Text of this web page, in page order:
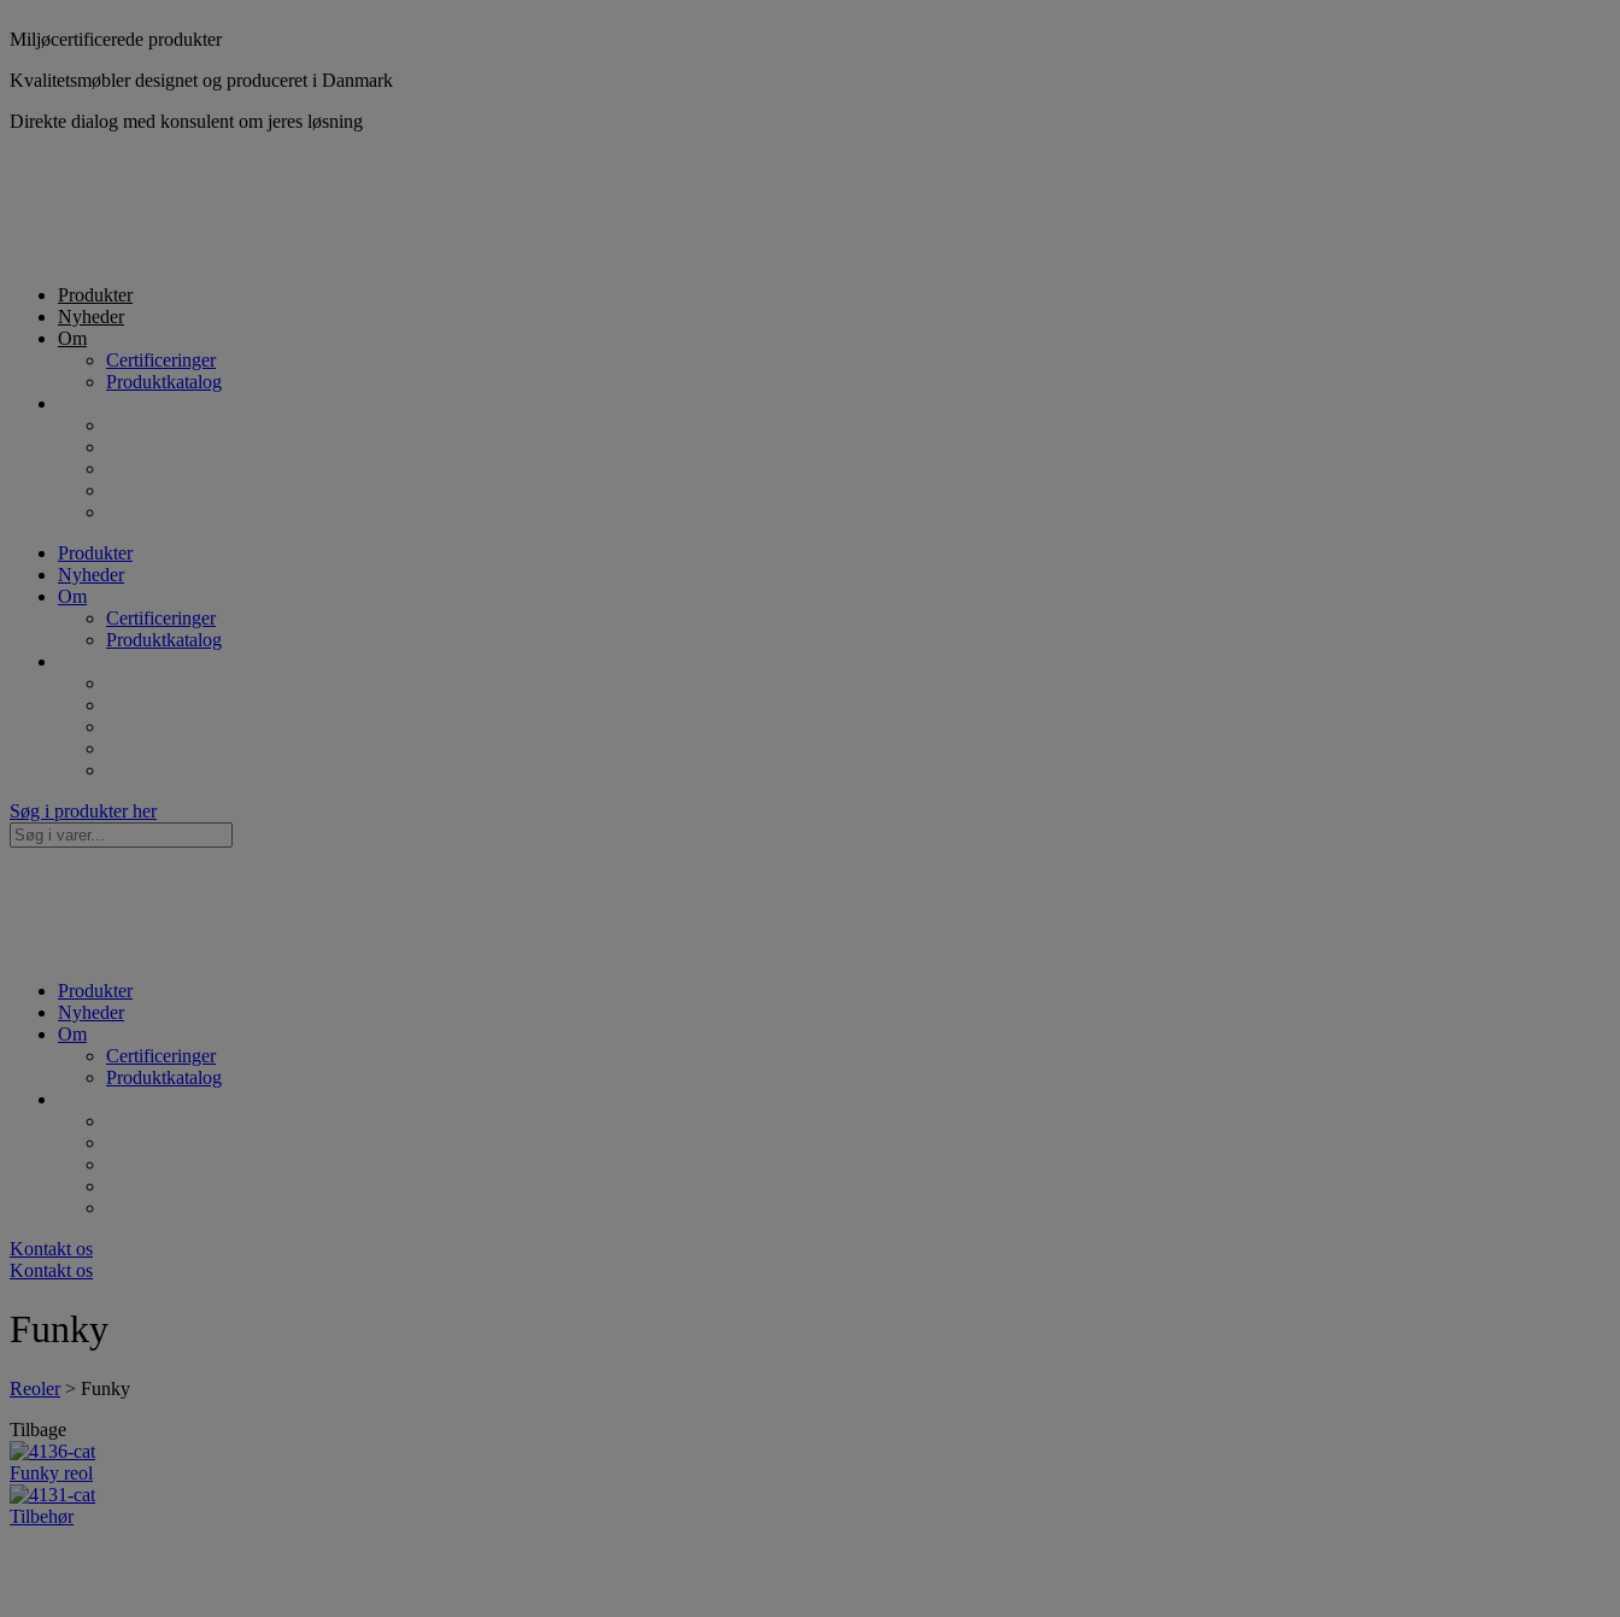
til
Miljøcertificerede produkter
Kvalitetsmøbler designet og produceret i Danmark
Direkte dialog med konsulent om jeres løsning
Produkter
Nyheder
Om
Certificeringer
Produktkatalog
Produkter
Nyheder
Om
Certificeringer
Produktkatalog
Søg i produkter her
Søg...
Produkter
Nyheder
Om
Certificeringer
Produktkatalog
Kontakt os
Kontakt os
Funky
Reoler> Funky
Tilbage
Funky reol
Tilbehør